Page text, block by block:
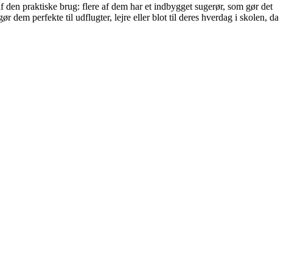
praktiske brug: flere af dem har et indbygget sugerør, som gør det
dem perfekte til udflugter, lejre eller blot til deres hverdag i skolen, da